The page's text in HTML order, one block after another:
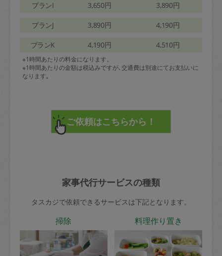
プランI 3,650円 3,890円
プランJ 3,890円 4,190円
プランK 4,190円 4,510円
※1時間あたりの料金になります。
※1時間あたりの金額は税込みですが､交通費は別途にてお支払いに
なります｡
家事代行サービスの種類
タスカジで依頼できるサービスは下記となります。
掃除 料理作り置き